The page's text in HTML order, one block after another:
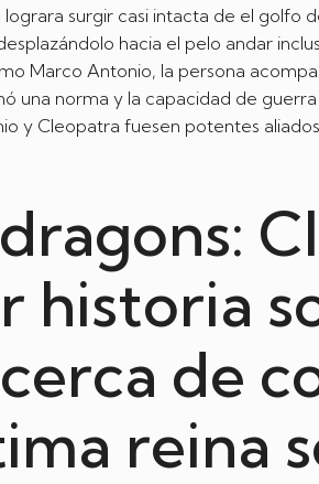
surgir casi intacta de el golfo
hacia el pelo andar
Marco Antonio, la persona
una norma y la capacidad de
y Cleopatra fuesen potentes
historia
de
reina